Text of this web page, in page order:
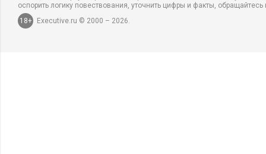
оспорить логику повествования, уточнить цифры и факты,
18+
Executive.ru © 2000 – 2026.